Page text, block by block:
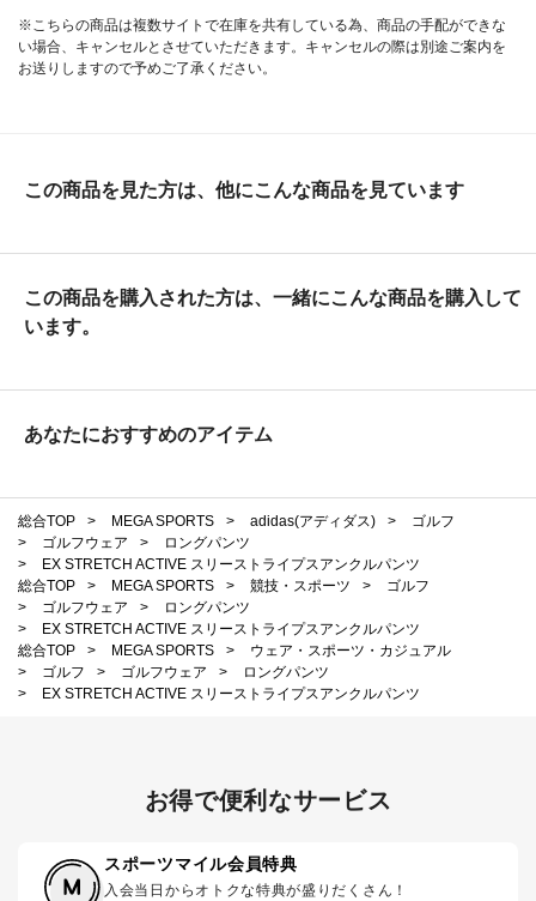
※こちらの商品は複数サイトで在庫を共有している為、商品の手配ができな
い場合、キャンセルとさせていただきます。キャンセルの際は別途ご案内を
お送りしますので予めご了承ください。
この商品を見た方は、他にこんな商品を見ています
この商品を購入された方は、一緒にこんな商品を購入して
います。
あなたにおすすめのアイテム
総合TOP > MEGA SPORTS > adidas(アディダス) >
ゴルフ
>
ゴルフウェア >
ロングパンツ
>
EX STRETCH ACTIVE スリーストライプスアンクルパンツ
総合TOP
> MEGA SPORTS > 競技・スポーツ >
ゴルフ
>
ゴルフウェア >
ロングパンツ
>
EX STRETCH ACTIVE スリーストライプスアンクルパンツ
総合TOP
> MEGA SPORTS >
ウェア・スポーツ・カジュアル
>
ゴルフ > ゴルフウェア >
ロングパンツ
>
EX STRETCH ACTIVE スリーストライプスアンクルパンツ
お得で便利なサービス
スポーツマイル会員特典
入会当日からオトクな特典が盛りだくさん！